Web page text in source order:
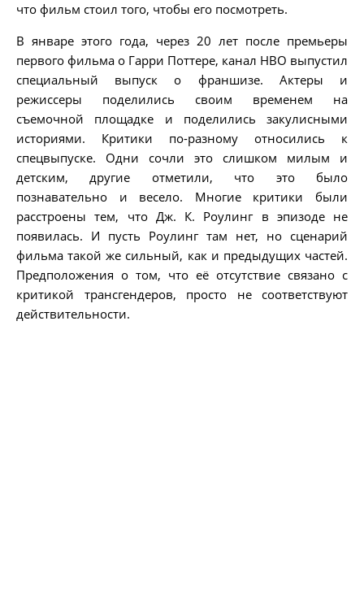
что фильм стоил того, чтобы его посмотреть.
В январе этого года, через 20 лет после премьеры
первого фильма о Гарри Поттере, канал HBO выпустил
специальный выпуск о франшизе. Актеры и
режиссеры поделились своим временем на
съемочной площадке и поделились закулисными
историями. Критики по-разному относились к
спецвыпуске. Одни сочли это слишком милым и
детским, другие отметили, что это было
познавательно и весело. Многие критики были
расстроены тем, что Дж. К. Роулинг в эпизоде не
появилась. И пусть Роулинг там нет, но сценарий
фильма такой же сильный, как и предыдущих частей.
Предположения о том, что её отсутствие связано с
критикой трансгендеров, просто не соответствуют
действительности.